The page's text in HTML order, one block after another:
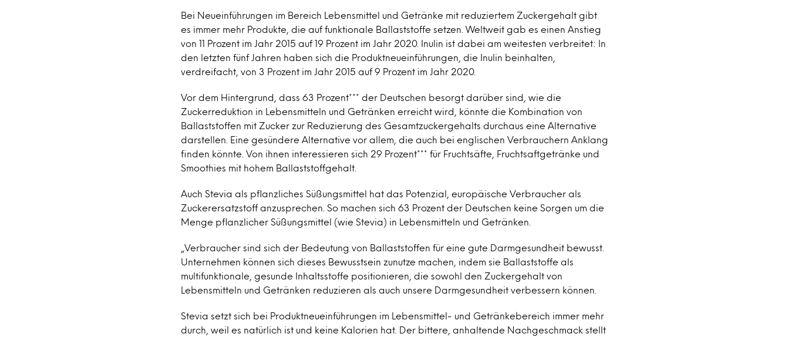
Bei Neueinführungen im Bereich Lebensmittel und Getränke mit reduziertem Zuckergehalt gibt
es immer mehr Produkte, die auf funktionale Ballaststoffe setzen. Weltweit gab es einen Anstieg
von 11 Prozent im Jahr 2015 auf 19 Prozent im Jahr 2020. Inulin ist dabei am weitesten verbreitet: In
den letzten fünf Jahren haben sich die Produktneueinführungen, die Inulin beinhalten,
verdreifacht, von 3 Prozent im Jahr 2015 auf 9 Prozent im Jahr 2020.
Vor dem Hintergrund, dass 63 Prozent*** der Deutschen besorgt darüber sind, wie die
Zuckerreduktion in Lebensmitteln und Getränken erreicht wird, könnte die Kombination von
Ballaststoffen mit Zucker zur Reduzierung des Gesamtzuckergehalts durchaus eine Alternative
darstellen. Eine gesündere Alternative vor allem, die auch bei englischen Verbrauchern Anklang
finden könnte. Von ihnen interessieren sich 29 Prozent*** für Fruchtsäfte, Fruchtsaftgetränke und
Smoothies mit hohem Ballaststoffgehalt.
Auch Stevia als pflanzliches Süßungsmittel hat das Potenzial, europäische Verbraucher als
Zuckerersatzstoff anzusprechen. So machen sich 63 Prozent der Deutschen keine Sorgen um die
Menge pflanzlicher Süßungsmittel (wie Stevia) in Lebensmitteln und Getränken.
„Verbraucher sind sich der Bedeutung von Ballaststoffen für eine gute Darmgesundheit bewusst.
Unternehmen können sich dieses Bewusstsein zunutze machen, indem sie Ballaststoffe als
multifunktionale, gesunde Inhaltsstoffe positionieren, die sowohl den Zuckergehalt von
Lebensmitteln und Getränken reduzieren als auch unsere Darmgesundheit verbessern können.
Stevia setzt sich bei Produktneueinführungen im Lebensmittel- und Getränkebereich immer mehr
durch, weil es natürlich ist und keine Kalorien hat. Der bittere, anhaltende Nachgeschmack stellt